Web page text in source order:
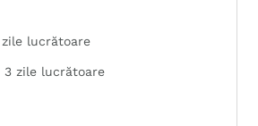
zile lucrătoare
3 zile lucrătoare